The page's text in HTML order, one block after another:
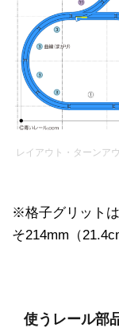
レイアウト・ターンア
※格子グリット
そ214mm（
使うレール部